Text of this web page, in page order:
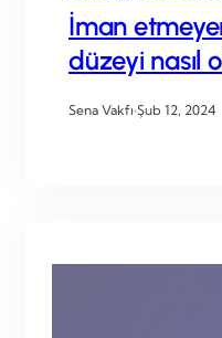
İman
düzeyi nasıl
Sena Vakfı·Şub 12, 2024